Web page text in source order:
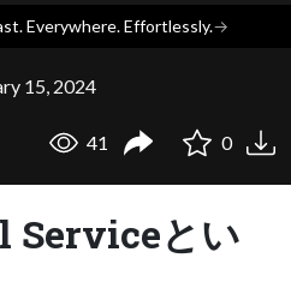
Everywhere. Effortlessly.→
15, 2024
41 0
Serviceとい